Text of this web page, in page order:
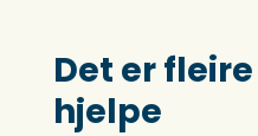
Det er
hjelpe